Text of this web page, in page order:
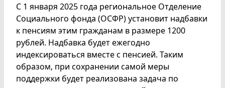
С 1 января 2025 года региональное Отделение
Социального фонда (ОСФР) установит надбавки
к пенсиям этим гражданам в размере 1200
рублей. Надбавка будет ежегодно
индексироваться вместе с пенсией. Таким
образом, при сохранении самой меры
поддержки будет реализована задача по